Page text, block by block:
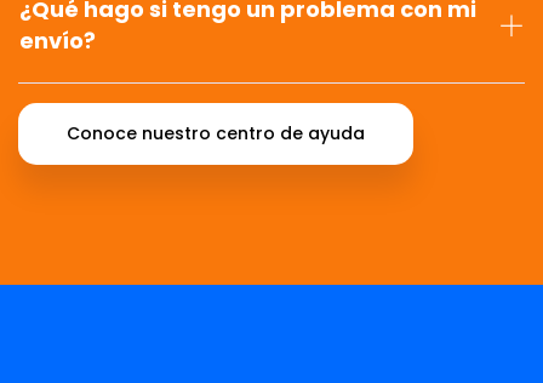
¿Qué hago si tengo un problema con mi
envío?
Conoce nuestro centro de ayuda